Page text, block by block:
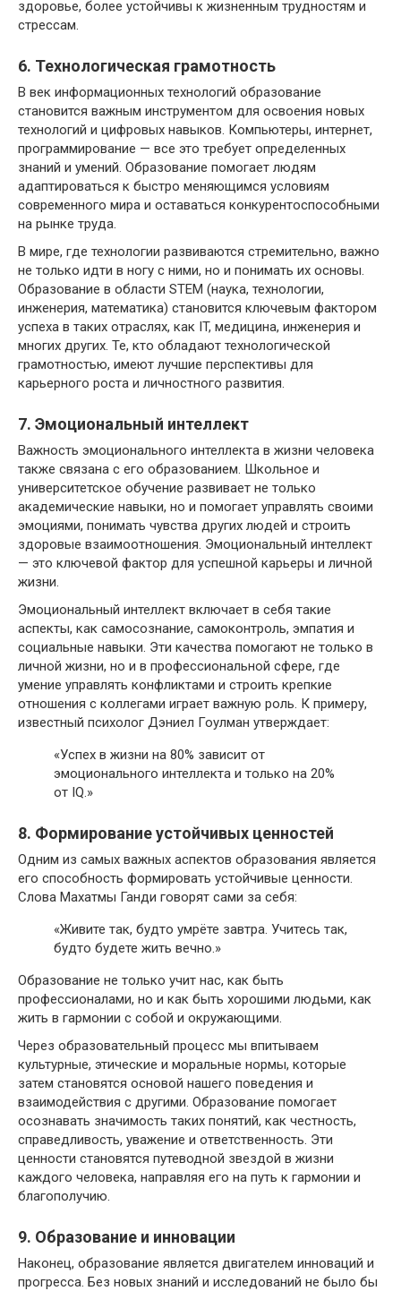
здоровье, более устойчивы к жизненным трудностям и
стрессам.
6. Технологическая грамотность
В век информационных технологий образование
становится важным инструментом для освоения новых
технологий и цифровых навыков. Компьютеры, интернет,
программирование — все это требует определенных
знаний и умений. Образование помогает людям
адаптироваться к быстро меняющимся условиям
современного мира и оставаться конкурентоспособными
на рынке труда.
В мире, где технологии развиваются стремительно, важно
не только идти в ногу с ними, но и понимать их основы.
Образование в области STEM (наука, технологии,
инженерия, математика) становится ключевым фактором
успеха в таких отраслях, как IT, медицина, инженерия и
многих других. Те, кто обладают технологической
грамотностью, имеют лучшие перспективы для
карьерного роста и личностного развития.
7. Эмоциональный интеллект
Важность эмоционального интеллекта в жизни человека
также связана с его образованием. Школьное и
университетское обучение развивает не только
академические навыки, но и помогает управлять своими
эмоциями, понимать чувства других людей и строить
здоровые взаимоотношения. Эмоциональный интеллект
— это ключевой фактор для успешной карьеры и личной
жизни.
Эмоциональный интеллект включает в себя такие
аспекты, как самосознание, самоконтроль, эмпатия и
социальные навыки. Эти качества помогают не только в
личной жизни, но и в профессиональной сфере, где
умение управлять конфликтами и строить крепкие
отношения с коллегами играет важную роль. К примеру,
известный психолог Дэниел Гоулман утверждает:
«Успех в жизни на 80% зависит от
эмоционального интеллекта и только на 20%
от IQ.»
8. Формирование устойчивых ценностей
Одним из самых важных аспектов образования является
его способность формировать устойчивые ценности.
Слова Махатмы Ганди говорят сами за себя:
«Живите так, будто умрёте завтра. Учитесь так,
будто будете жить вечно.»
Образование не только учит нас, как быть
профессионалами, но и как быть хорошими людьми, как
жить в гармонии с собой и окружающими.
Через образовательный процесс мы впитываем
культурные, этические и моральные нормы, которые
затем становятся основой нашего поведения и
взаимодействия с другими. Образование помогает
осознавать значимость таких понятий, как честность,
справедливость, уважение и ответственность. Эти
ценности становятся путеводной звездой в жизни
каждого человека, направляя его на путь к гармонии и
благополучию.
9. Образование и инновации
Наконец, образование является двигателем инноваций и
прогресса. Без новых знаний и исследований не было бы